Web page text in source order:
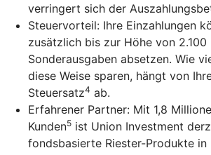
verringert sich der
Steuervorteil: Ihre Einzahlungen
zusätzlich bis zur Höhe von 2.100
Sonderausgaben absetzen. Wie
diese Weise sparen, hängt von
Steuersatz4 ab.
Erfahrener Partner: Mit 1,8
Kunden5 ist Union Investment
fondsbasierte Riester-Produkte in